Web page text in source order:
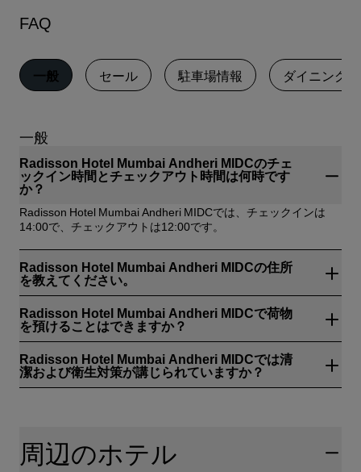
FAQ
一般 セール 駐車場情報 ダイニング
一般
Radisson Hotel Mumbai Andheri MIDCのチェ
ックイン時間とチェックアウト時間は何時です
か？
‌Radisson Hotel Mumbai Andheri MIDCでは、チェックインは
14:00で、チェックアウトは12:00です。
Radisson Hotel Mumbai Andheri MIDCの住所
を教えてください。
‌Radisson Hotel Mumbai Andheri MIDCはX - 22, MIDC Central
Road, Andheri East、ムンバイ、インドにあります。
Radisson Hotel Mumbai Andheri MIDCで荷物
を預けることはできますか？
はい、手荷物の保管場所はRadisson Hotel Mumbai Andheri
MIDCで承ります。
Radisson Hotel Mumbai Andheri MIDCでは清
潔および衛生対策が講じられていますか？
responsibility/health-safety
周辺のホテル